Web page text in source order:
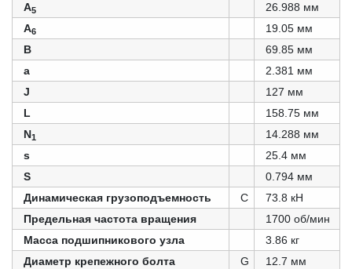
A5
26.988 мм
A6
19.05 мм
B
69.85 мм
a
2.381 мм
J
127 мм
L
158.75 мм
N1
14.288 мм
s
25.4 мм
S
0.794 мм
Динамическая грузоподъемность
C
73.8 кН
Предельная частота вращения
1700 об/мин
Масса подшипникового узла
3.86 кг
Диаметр крепежного болта
G 12.7 мм